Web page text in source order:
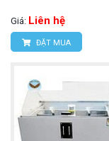
Giá: Liên hệ
ĐẶT MUA